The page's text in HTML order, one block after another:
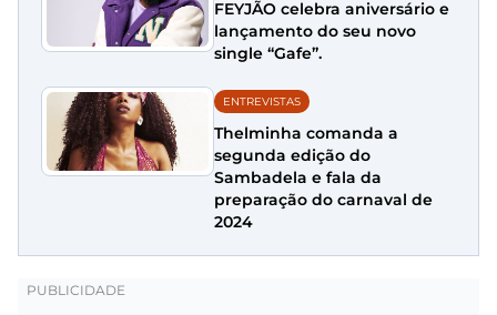
FEYJÃO celebra aniversário e
lançamento do seu novo
single “Gafe”.
ENTREVISTAS
Thelminha comanda a
segunda edição do
Sambadela e fala da
preparação do carnaval de
2024